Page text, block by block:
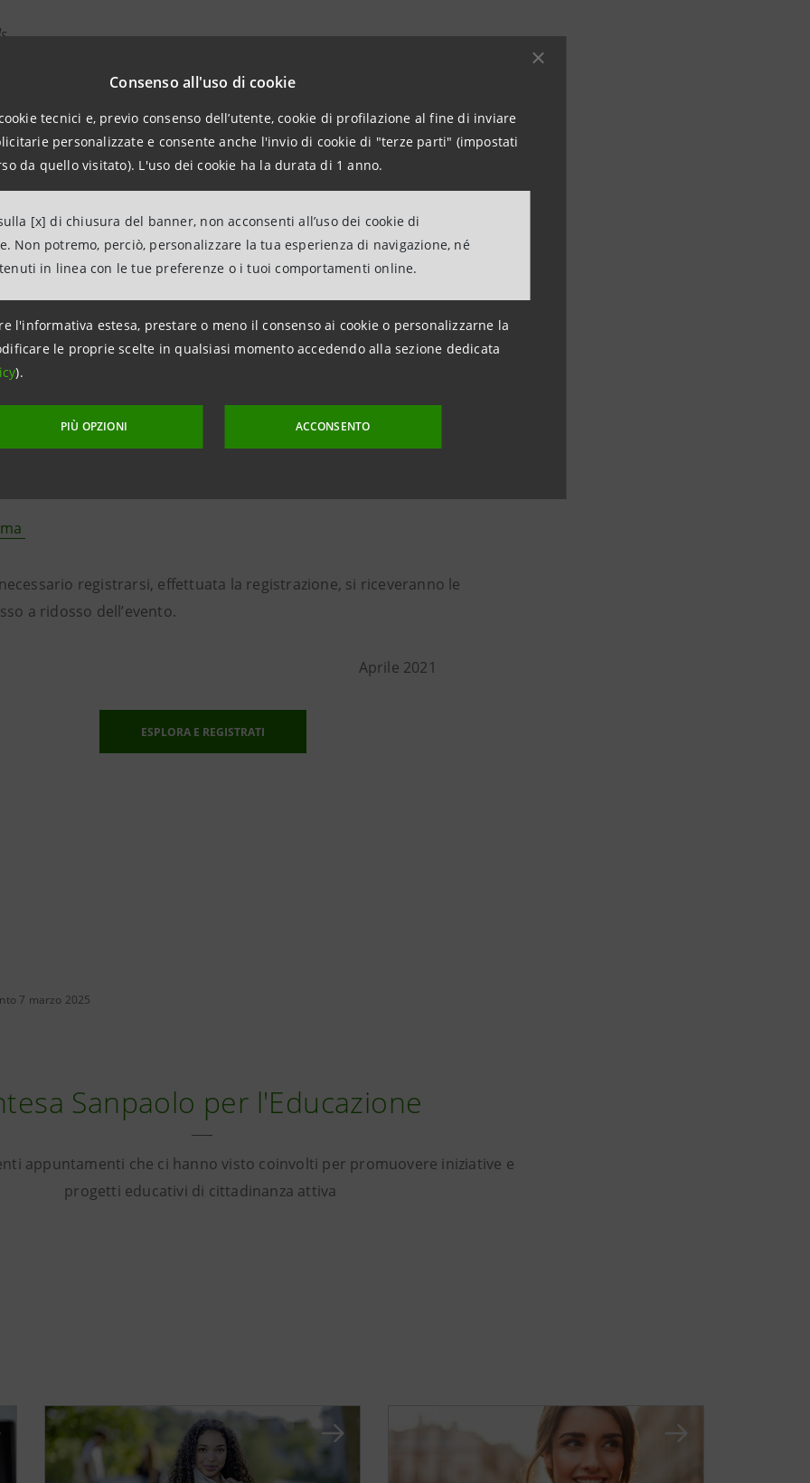
Consenso all'uso di cookie
tecnici e, previo consenso dell’utente, cookie di profilazione al fine di inviare
personalizzate e consente anche l'invio di cookie di "terze parti" (impostati
da quello visitato). L'uso dei cookie ha la durata di 1 anno.
[x] di chiusura del banner, non acconsenti all’uso dei cookie di
Non potremo, perciò, personalizzare la tua esperienza di navigazione, né
in linea con le tue preferenze o i tuoi comportamenti online.
l'informativa estesa, prestare o meno il consenso ai cookie o personalizzarne la
le proprie scelte in qualsiasi momento accedendo alla sezione dedicata
).
PIÙ OPZIONI ACCONSENTO
diTondo, team di espertidelCircular Economy LabdiIntesa Sanpaolo
, membri
ASP (Alta Scuola Politecnica), Alumni
due giornate presenta
attivi nei diversi atenei.
giornata è prevista la proclamazione dei progetti vincitori per
registrarsi, effettuata la registrazione, si riceveranno le
a ridosso dell’evento.
2021
ESPLORA E REGISTRATI
7 marzo 2025
Sanpaolo per l'Educazione
appuntamenti che ci hanno visto coinvolti per promuovere iniziative e
progetti educativi di cittadinanza attiva